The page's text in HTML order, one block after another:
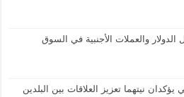
الدولار والعملات الأجنبية في السوق
نيتهما تعزيز العلاقات بين البلدين